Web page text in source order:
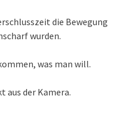
die Bewegung
wurden.
was man will.
aus der Kamera.